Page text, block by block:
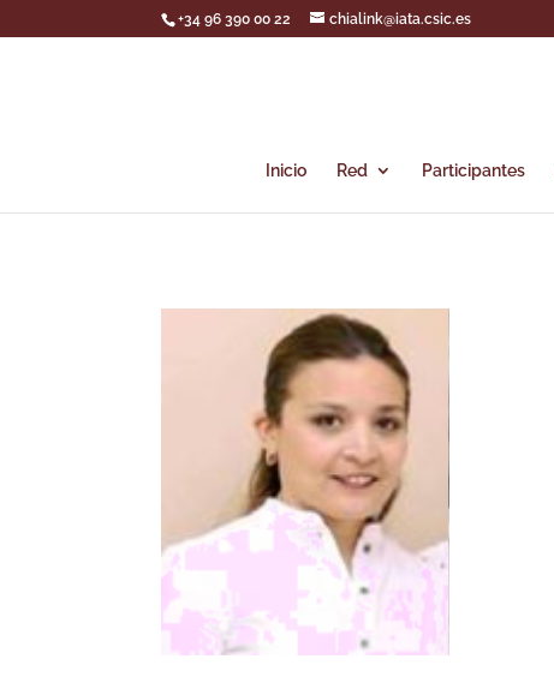
+34 96 390 00 22 chialink@iata.csic.es
Inicio Red Participantes